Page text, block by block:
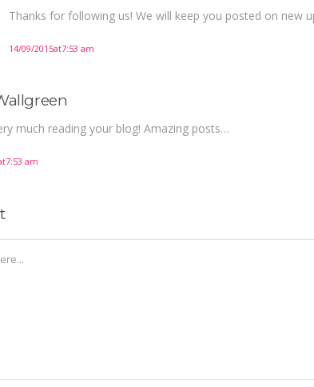
Thanks for following us! We will keep you posted on new
14/09/2015at7:53 am
much reading your blog! Amazing posts…
am